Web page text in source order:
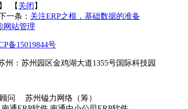
】 【 关闭 】
一条： 关注ERP之根，基础数据的准备
|网站管理
备15019844号
：苏州园区金鸡湖大道1355号国际科技园
问 苏州镒力网络（筹）